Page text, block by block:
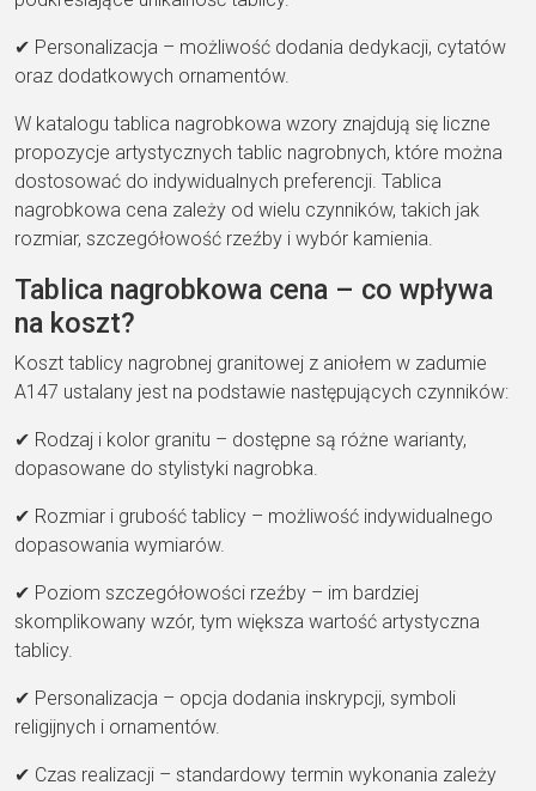
✔ Personalizacja – możliwość dodania dedykacji, cytatów
oraz dodatkowych ornamentów.
W katalogu tablica nagrobkowa wzory znajdują się liczne
propozycje artystycznych tablic nagrobnych, które można
dostosować do indywidualnych preferencji. Tablica
nagrobkowa cena zależy od wielu czynników, takich jak
rozmiar, szczegółowość rzeźby i wybór kamienia.
Tablica nagrobkowa cena – co wpływa
na koszt?
Koszt tablicy nagrobnej granitowej z aniołem w zadumie
A147 ustalany jest na podstawie następujących czynników:
✔ Rodzaj i kolor granitu – dostępne są różne warianty,
dopasowane do stylistyki nagrobka.
✔ Rozmiar i grubość tablicy – możliwość indywidualnego
dopasowania wymiarów.
✔ Poziom szczegółowości rzeźby – im bardziej
skomplikowany wzór, tym większa wartość artystyczna
tablicy.
✔ Personalizacja – opcja dodania inskrypcji, symboli
religijnych i ornamentów.
✔ Czas realizacji – standardowy termin wykonania zależy